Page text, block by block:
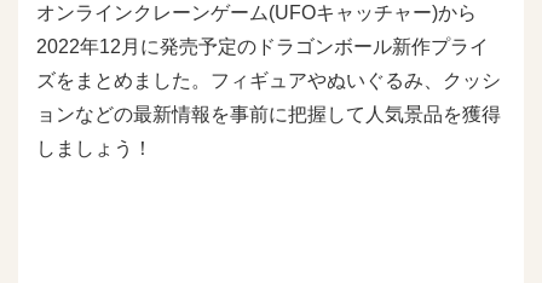
オンラインクレーンゲーム(UFOキャッチャー)から
2022年12月に発売予定のドラゴンボール新作プライ
ズをまとめました。フィギュアやぬいぐるみ、クッシ
ョンなどの最新情報を事前に把握して人気景品を獲得
しましょう！